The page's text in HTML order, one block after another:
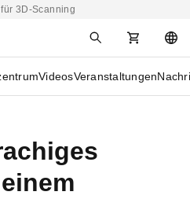
3D-Scanning
VideosVeranstaltungen